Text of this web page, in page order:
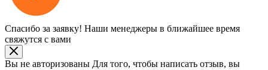
Спасибо за заявку! Наши менеджеры в ближайшее время
свяжутся с вами
Вы не авторизованы Для того, чтобы написать отзыв, вы